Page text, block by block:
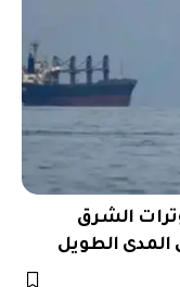
دولارات… توترات الشرق
المدى الطويل